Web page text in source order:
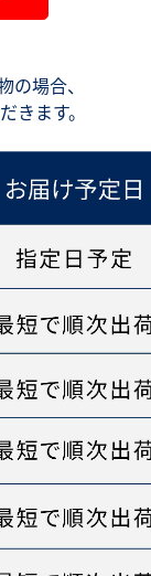
の場合、
きます。